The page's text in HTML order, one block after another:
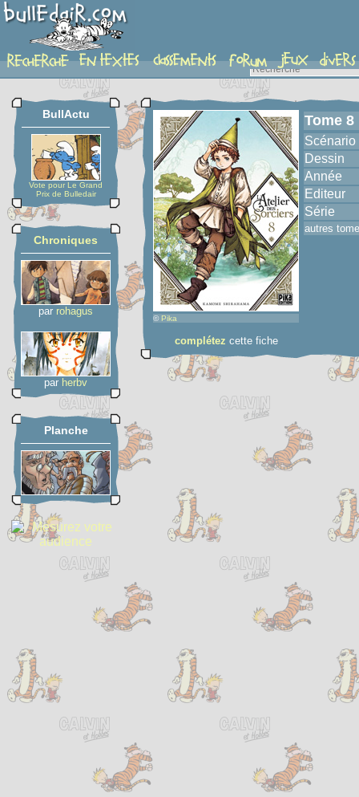
album
BullActu
Vote pour Le Grand
Prix de Bulledair
Chroniques
par rohagus
par herbv
Planche
© Pika
complétez cette fiche
Tome 8
Scénario
Dessin
Année
Editeur
Série
autres